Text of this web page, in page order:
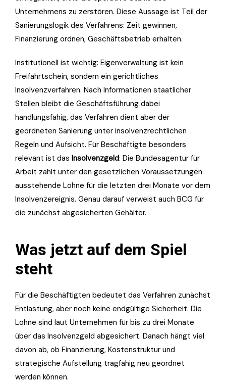
Unternehmens zu zerstören. Diese Aussage ist Teil der
Sanierungslogik des Verfahrens: Zeit gewinnen,
Finanzierung ordnen, Geschäftsbetrieb erhalten.
Institutionell ist wichtig: Eigenverwaltung ist kein
Freifahrtschein, sondern ein gerichtliches
Insolvenzverfahren. Nach Informationen staatlicher
Stellen bleibt die Geschäftsführung dabei
handlungsfähig, das Verfahren dient aber der
geordneten Sanierung unter insolvenzrechtlichen
Regeln und Aufsicht. Für Beschäftigte besonders
relevant ist das Insolvenzgeld: Die Bundesagentur für
Arbeit zahlt unter den gesetzlichen Voraussetzungen
ausstehende Löhne für die letzten drei Monate vor dem
Insolvenzereignis. Genau darauf verweist auch BCG für
die zunächst abgesicherten Gehälter.
Was jetzt auf dem Spiel
steht
Für die Beschäftigten bedeutet das Verfahren zunächst
Entlastung, aber noch keine endgültige Sicherheit. Die
Löhne sind laut Unternehmen für bis zu drei Monate
über das Insolvenzgeld abgesichert. Danach hängt viel
davon ab, ob Finanzierung, Kostenstruktur und
strategische Aufstellung tragfähig neu geordnet
werden können.